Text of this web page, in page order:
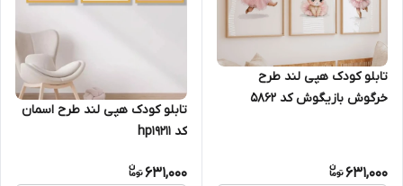
تابلو کودک هپی لند طرح
خرگوش بازیگوش کد 5862
631,000
تابلو کودک هپی لند طرح اسمان
کد hp19211
631,000